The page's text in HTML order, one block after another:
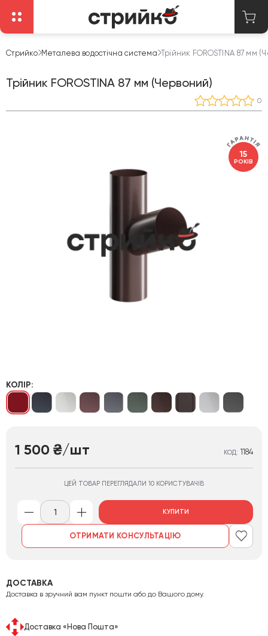
Стрийко Металева водостічна система Трійник FOROSTINA 87 мм
Трійник FOROSTINA 87 мм (Червоний)
0
15
РОКІВ
КОЛІР:
1 500 ₴/шт КОД: 1184
ЦЕЙ ТОВАР ПЕРЕГЛЯДАЛИ 10 КОРИСТУВАЧІВ
КУПИТИ
ОТРИМАТИ КОНСУЛЬТАЦІЮ
ДОСТАВКА
Доставка в зручний вам пункт пошти або до Вашого дому.
Доставка «Нова Пошта»